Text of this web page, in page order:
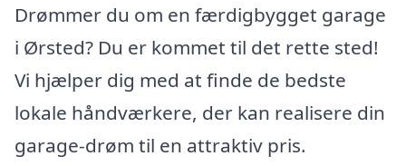
Drømmer du om en færdigbygget garage
i Ørsted? Du er kommet til det rette sted!
Vi hjælper dig med at finde de bedste
lokale håndværkere, der kan realisere din
garage-drøm til en attraktiv pris.